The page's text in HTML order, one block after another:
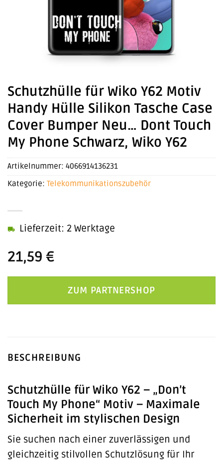
Schutzhülle für Wiko Y62 Motiv
Handy Hülle Silikon Tasche Case
Cover Bumper Neu… Dont Touch
My Phone Schwarz, Wiko Y62
21,59 €
Lieferzeit: 2 Werktage
ZUM PARTNERSHOP
Artikelnummer: 4066914136231
Kategorie: Telekommunikationszubehör
BESCHREIBUNG
Schutzhülle für Wiko Y62 – „Don’t
Touch My Phone“ Motiv – Maximale
Sicherheit im stylischen Design
Sie suchen nach einer zuverlässigen und
gleichzeitig stilvollen Schutzlösung für Ihr